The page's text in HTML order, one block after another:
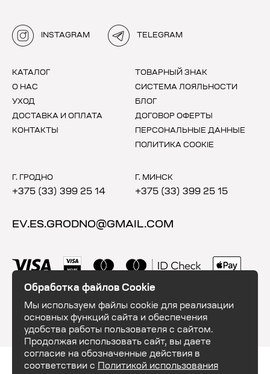
INSTAGRAM TELEGRAM
КАТАЛОГ
О НАС
УХОД
ДОСТАВКА И ОПЛАТА
КОНТАКТЫ
ТОВАРНЫЙ ЗНАК
СИСТЕМА ЛОЯЛЬНОСТИ
БЛОГ
ДОГОВОР ОФЕРТЫ
ПЕРСОНАЛЬНЫЕ ДАННЫЕ
ПОЛИТИКА COOKIE
Г. ГРОДНО
+375 (33) 399 25 14
Г. МИНСК
+375 (33) 399 25 15
EV.ES.GRODNO@GMAIL.COM
ООО "ЕвэндЕс". УНП 591035684. 230003, Республика Беларусь, г. Гродно,
шоссе Озёрское 16. Свидетельство о государственной регистрации
Обработка файлов Cookie
Мы используем файлы cookie для реализации
основных функций сайта и обеспечения
удобства работы пользователя с сайтом.
Продолжая использовать сайт, вы даете
согласие на обозначенные действия в
соответствии с Политикой использования